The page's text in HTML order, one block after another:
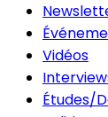
Vidéos
Études/